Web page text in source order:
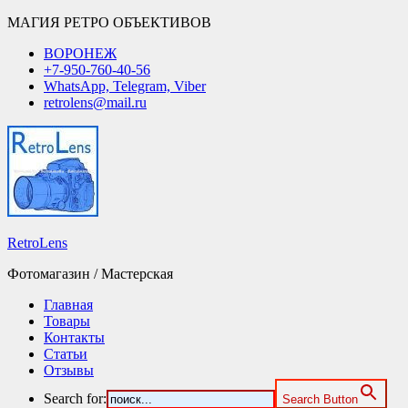
МАГИЯ РЕТРО ОБЪЕКТИВОВ
ВОРОНЕЖ
+7-950-760-40-56
WhatsApp, Telegram, Viber
retrolens@mail.ru
RetroLens
Фотомагазин / Мастерская
Главная
Товары
Контакты
Статьи
Отзывы
Search for:
Search Button